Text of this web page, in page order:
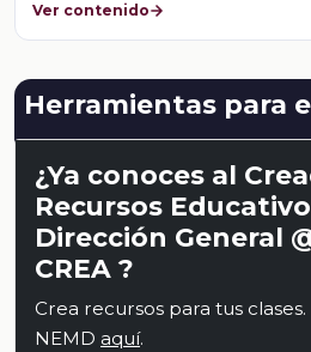
Ver contenido
Herramientas para
¿Ya conoces al
Recursos
Dirección General
CREA ?
Crea recursos para tus
NEMD aquí.